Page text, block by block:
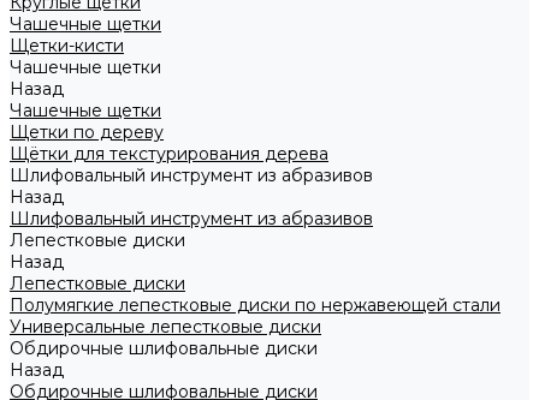
Чашечные щетки
Щетки-кисти
Чашечные щетки
Назад
Чашечные щетки
Щетки по дереву
Щётки для текстурирования дерева
Шлифовальный инструмент из абразивов
Назад
Шлифовальный инструмент из абразивов
Лепестковые диски
Назад
Лепестковые диски
Полумягкие лепестковые диски по нержавеющей стали
Универсальные лепестковые диски
Обдирочные шлифовальные диски
Назад
Обдирочные шлифовальные диски